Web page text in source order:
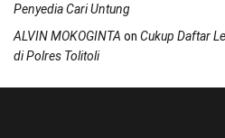
Penyedia Cari Untung
ALVIN MOKOGINTA on Cukup Daftar
di Polres Tolitoli